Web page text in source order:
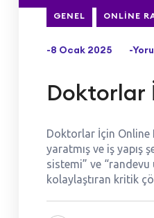
GENEL ONLINE
-8 Ocak 2025 -
Doktorlar
Doktorlar İçin Online
yaratmış ve iş yapış
sistemi” ve “randevu
kolaylaştıran kritik